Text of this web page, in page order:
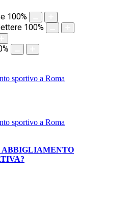
100%
100%
%
ABBIGLIAMENTO